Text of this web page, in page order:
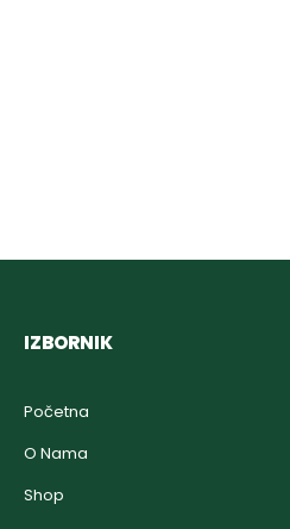
IZBORNIK
Početna
O Nama
Shop